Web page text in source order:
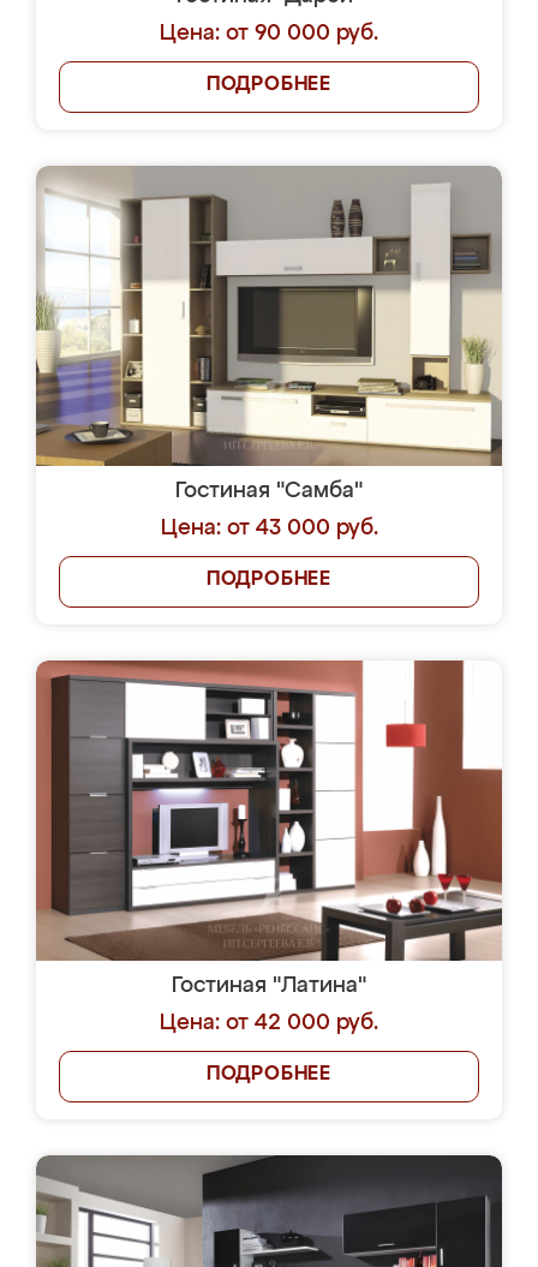
Цена: от 90 000 руб.
ПОДРОБНЕЕ
Гостиная "Самба"
Цена: от 43 000 руб.
ПОДРОБНЕЕ
Гостиная "Латина"
Цена: от 42 000 руб.
ПОДРОБНЕЕ